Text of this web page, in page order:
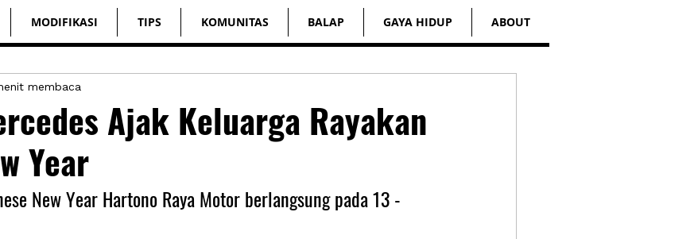
MODIFIKASI TIPS KOMUNITAS BALAP GAYA HIDUP ABOUT
Ajak Keluarga Rayakan
Year
membaca
New Year Hartono Raya Motor berlangsung pada 13 -